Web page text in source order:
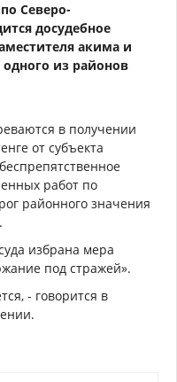
Северо-
досудебное
акима и
из районов
в получении
от субъекта
работ по
районного значения
избрана мера
под стражей».
- говорится в